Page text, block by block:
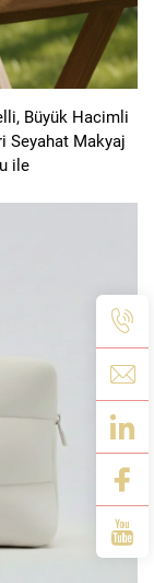
Büyük Hacimli
Seyahat Makyaj
ile